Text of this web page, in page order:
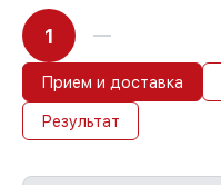
1
Прием и доставка
Результат